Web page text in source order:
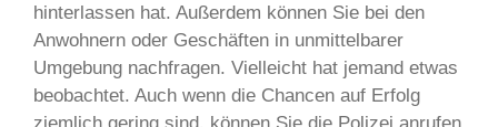
hinterlassen hat. Außerdem können Sie bei den
Anwohnern oder Geschäften in unmittelbarer
Umgebung nachfragen. Vielleicht hat jemand etwas
beobachtet. Auch wenn die Chancen auf Erfolg
ziemlich gering sind, können Sie die Polizei anrufen